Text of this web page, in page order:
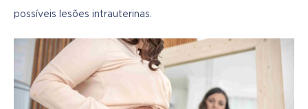
possíveis lesões intrauterinas.